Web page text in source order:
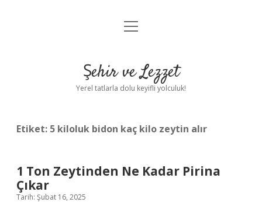
Anasayfa
Yasal Uyarı
menüyü
Şehir ve Lezzet
Yerel tatlarla dolu keyifli yolculuk!
Etiket: 5 kiloluk bidon kaç kilo zeytin alır
1 Ton Zeytinden Ne Kadar Pirina
Çıkar
Tarih: Şubat 16, 2025